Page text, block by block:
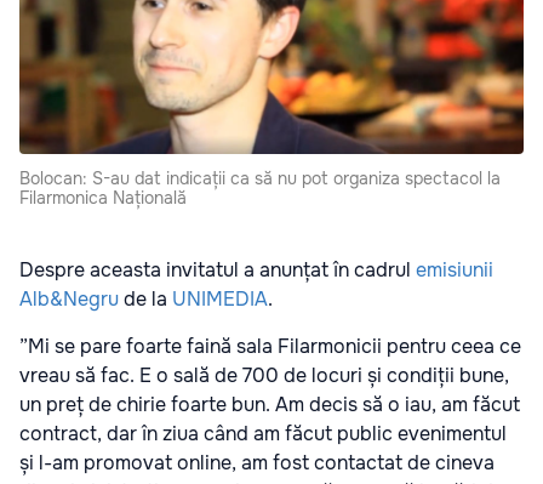
Bolocan: S-au dat indicații ca să nu pot organiza spectacol la
Filarmonica Națională
Despre aceasta invitatul a anunțat în cadrul emisiunii
Alb&Negrude la UNIMEDIA.
”Mi se pare foarte faină sala Filarmonicii pentru ceea ce
vreau să fac. E o sală de 700 de locuri și condiții bune,
un preț de chirie foarte bun. Am decis să o iau, am făcut
contract, dar în ziua când am făcut public evenimentul
și l-am promovat online, am fost contactat de cineva